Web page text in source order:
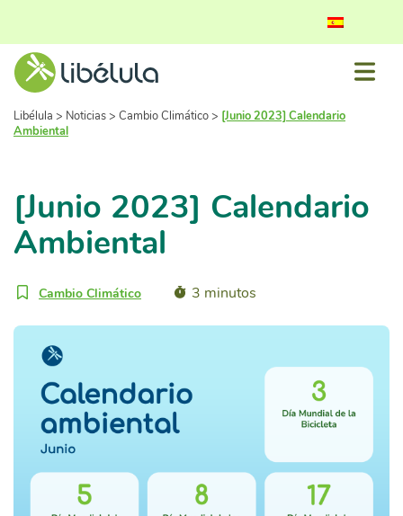
Libélula > Noticias> Cambio Climático> [Junio 2023] Calendario
Ambiental
[Junio 2023] Calendario
Ambiental
Cambio Climático 3 minutos